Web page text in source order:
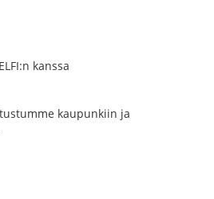
kanssa
kaupunkiin ja